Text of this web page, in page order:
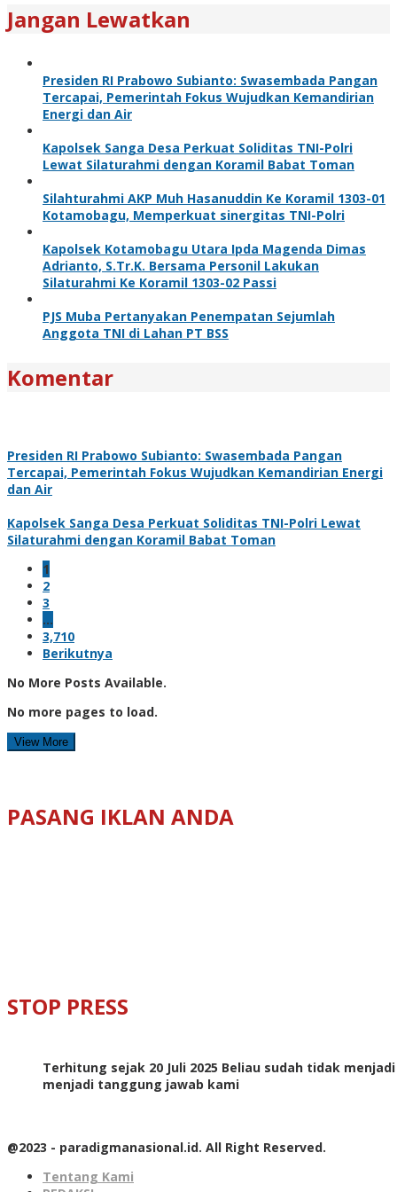
Jangan Lewatkan
Presiden RI Prabowo Subianto: Swasembada Pangan
Tercapai, Pemerintah Fokus Wujudkan Kemandirian
Energi dan Air
Kapolsek Sanga Desa Perkuat Soliditas TNI-Polri
Lewat Silaturahmi dengan Koramil Babat Toman
Silahturahmi AKP Muh Hasanuddin Ke Koramil 1303-01
Kotamobagu, Memperkuat sinergitas TNI-Polri
Kapolsek Kotamobagu Utara Ipda Magenda Dimas
Adrianto, S.Tr.K. Bersama Personil Lakukan
Silaturahmi Ke Koramil 1303-02 Passi
PJS Muba Pertanyakan Penempatan Sejumlah
Anggota TNI di Lahan PT BSS
Komentar
Presiden RI Prabowo Subianto: Swasembada Pangan
Tercapai, Pemerintah Fokus Wujudkan Kemandirian Energi
dan Air
Kapolsek Sanga Desa Perkuat Soliditas TNI-Polri Lewat
Silaturahmi dengan Koramil Babat Toman
1
2
3
…
3,710
Berikutnya
No More Posts Available.
No more pages to load.
View More
PASANG IKLAN ANDA
STOP PRESS
Terhitung sejak 20 Juli 2025 Beliau sudah tidak
menjadi tanggung jawab kami
@2023 - paradigmanasional.id. All Right Reserved.
Tentang Kami